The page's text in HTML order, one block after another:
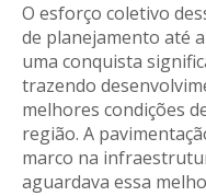
O esforço coletivo
de planejamento até
uma conquista
trazendo
melhores condições
região. A
marco na
aguardava essa